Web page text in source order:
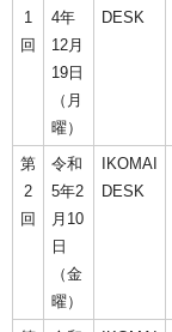
1
回
4年
12月
19日
（月
曜）
DESK
第
2
回
令和
5年2
月10
日
（金
曜）
IKOMAI
DESK